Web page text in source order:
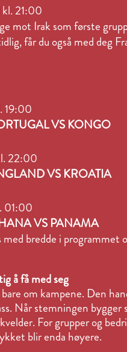
kl. 21:00
mot Irak som første
får du også med deg
19:00
VS KONGO
22:00
VS KROATIA
01:00
VS PANAMA
med bredde i
å få med seg
om kampene. Den
Når stemningen
For grupper og
blir enda høyere.